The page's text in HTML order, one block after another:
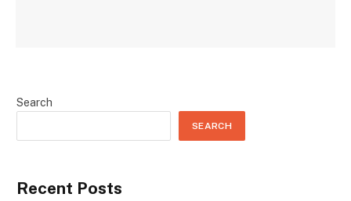
Search
SEARCH
Recent Posts